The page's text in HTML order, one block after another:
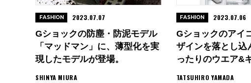
Gショックの防塵・防泥モデル
「マッドマン」に、薄型化を実
現したモデルが登場。
SHINYA MIURA
FASHION 2023.07.07
Gショックのアイ
ザインを落とし込
ったりのウエア&
TATSUHIRO YAMADA
FASHION 2023.07.06